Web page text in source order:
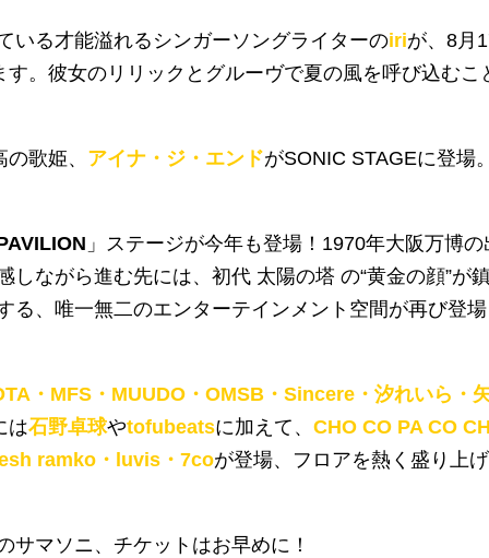
いる才能溢れるシンガーソングライターのiriが、 8 月
す。彼女のリリックとグルーヴで夏の風を呼び込むこ
歌姫、 アイナ・ジ・エンドがSONIC STAGEに登場
」ステージが今年も登場！ 1970年大阪万博の
しながら進む先には、初代 太陽の塔 の“黄金の顔”が
る、唯一無二のエンターテインメント空間が再び登
・MFS・MUUDO・OMSB・Sincere・汐れいら・
は石野卓球やtofubeatsに加えて、 CHO CO PA CO
ramko・luvis・7coが登場、フロアを熱く盛り上
マソニ、チケットはお早めに！